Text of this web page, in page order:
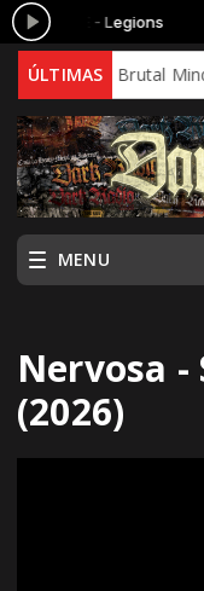
- Legions
ÚLTIMAS
(2026 - Brutal Mind)
MENU
Nervosa -
(2026)